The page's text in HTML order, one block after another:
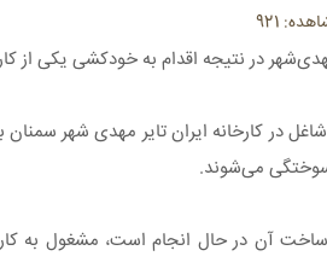
921
در نتیجه اقدام به خودکشی یکی از
ماه) یکی از کارگران پیمانکاری شاغل در کارخانه ایران
سوختگی می‌شوند.
آن در حال انجام است، مشغول به کار